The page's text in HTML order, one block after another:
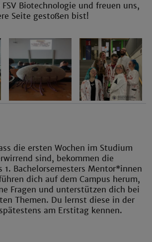
Biotechnologie und freuen uns,
Seite gestoßen bist!
die ersten Wochen im Studium
sind, bekommen die
1. Bachelorsemesters Mentor*innen
dich auf dem Campus herum,
Fragen und unterstützen dich bei
Themen. Du lernst diese in der
am Erstitag kennen.